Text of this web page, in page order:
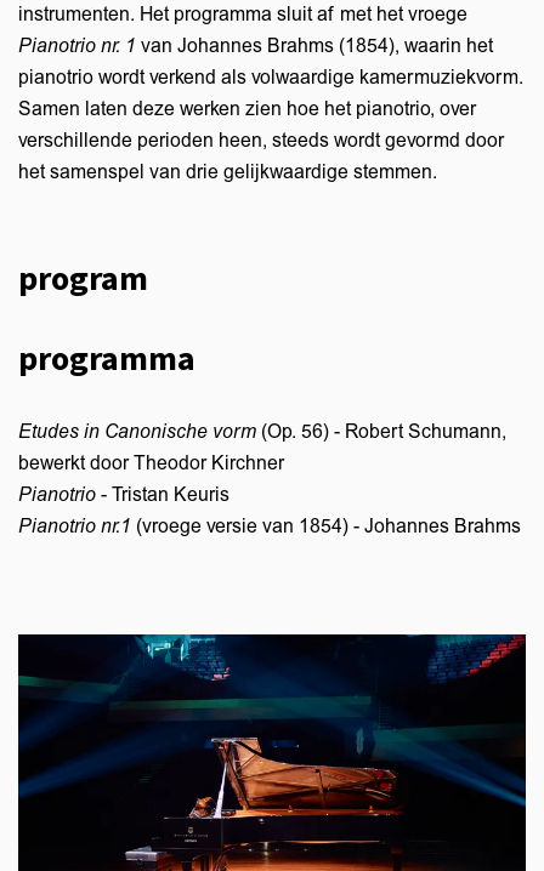
instrumenten. Het programma sluit af met het vroege
Pianotrio nr. 1 van Johannes Brahms (1854), waarin het
pianotrio wordt verkend als volwaardige kamermuziekvorm.
Samen laten deze werken zien hoe het pianotrio, over
verschillende perioden heen, steeds wordt gevormd door
het samenspel van drie gelijkwaardige stemmen.
program
programma
Etudes in Canonische vorm (Op. 56) - Robert Schumann,
bewerkt door Theodor Kirchner
Pianotrio - Tristan Keuris
Pianotrio nr.1 (vroege versie van 1854) - Johannes Brahms